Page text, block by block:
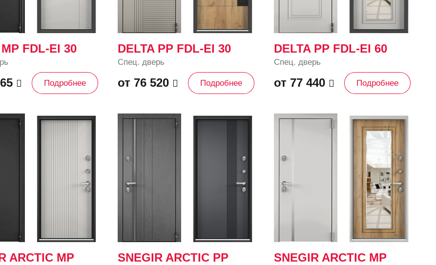
FDL-EI 30
Подробнее
DELTA PP FDL-EI 30
Спец. дверь
от 76 520 Подробнее
DELTA PP FDL-EI 60
Спец. дверь
от 77 440 Подробнее
ARCTIC MP SNEGIR ARCTIC PP SNEGIR ARCTIC MP